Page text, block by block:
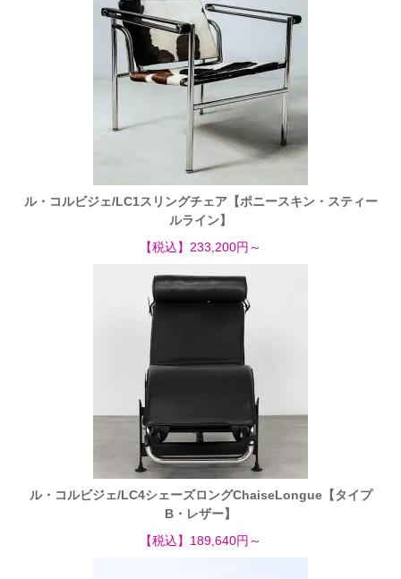
ル・コルビジェ/LC1スリングチェア【ポニースキン・スティー
ルライン】
【税込】233,200円～
ル・コルビジェ/LC4シェーズロングChaiseLongue【タイプ
B・レザー】
【税込】189,640円～